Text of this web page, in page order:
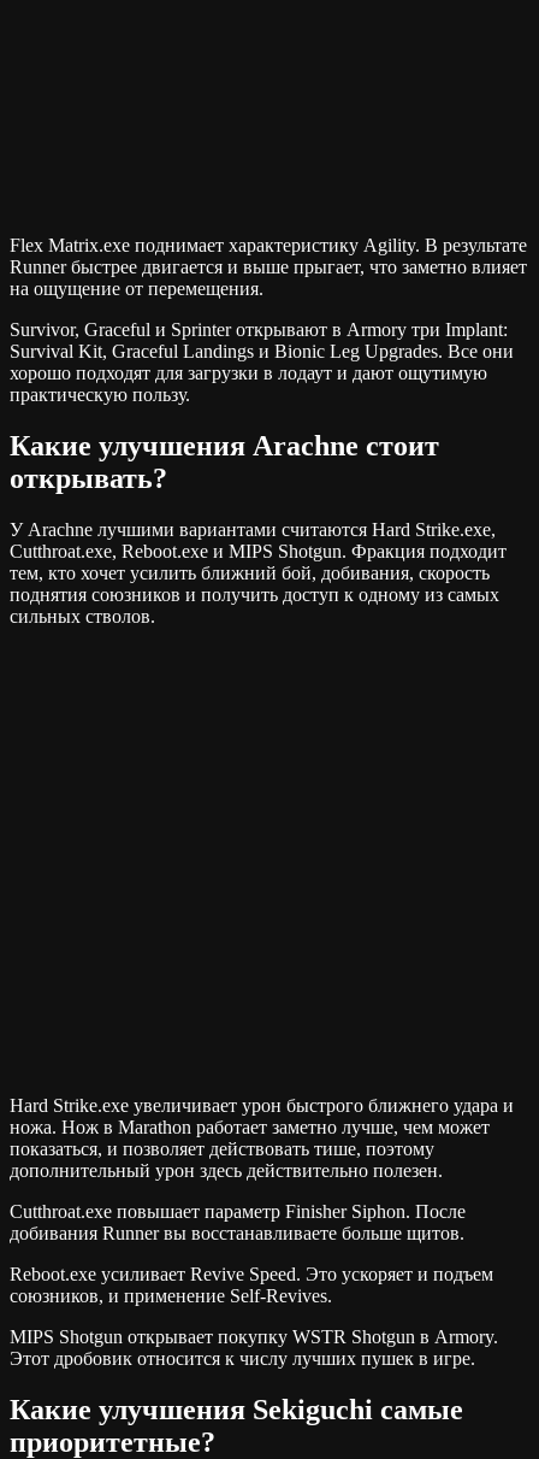
Flex Matrix.exe поднимает характеристику Agility. В результате
Runner быстрее двигается и выше прыгает, что заметно влияет
на ощущение от перемещения.
Survivor, Graceful и Sprinter открывают в Armory три Implant:
Survival Kit, Graceful Landings и Bionic Leg Upgrades. Все они
хорошо подходят для загрузки в лодаут и дают ощутимую
практическую пользу.
Какие улучшения Arachne стоит
открывать?
У Arachne лучшими вариантами считаются Hard Strike.exe,
Cutthroat.exe, Reboot.exe и MIPS Shotgun. Фракция подходит
тем, кто хочет усилить ближний бой, добивания, скорость
поднятия союзников и получить доступ к одному из самых
сильных стволов.
Hard Strike.exe увеличивает урон быстрого ближнего удара и
ножа. Нож в Marathon работает заметно лучше, чем может
показаться, и позволяет действовать тише, поэтому
дополнительный урон здесь действительно полезен.
Cutthroat.exe повышает параметр Finisher Siphon. После
добивания Runner вы восстанавливаете больше щитов.
Reboot.exe усиливает Revive Speed. Это ускоряет и подъем
союзников, и применение Self-Revives.
MIPS Shotgun открывает покупку WSTR Shotgun в Armory.
Этот дробовик относится к числу лучших пушек в игре.
Какие улучшения Sekiguchi самые
приоритетные?